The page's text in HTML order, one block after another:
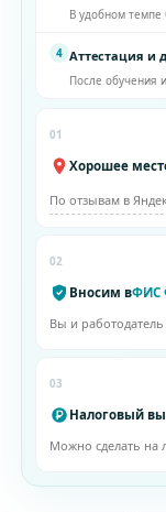
В удобном
4 Аттестация и
После обучения
01
Хорошее
По отзывам в
02
Вносим вФИС
Вы и
03
Налоговый
Можно сделать на